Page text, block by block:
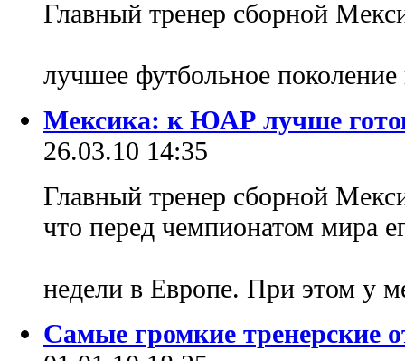
Главный тренер сборной
лучшее футбольное
Мексика: к ЮАР лучше
26.03.10 14:35
Главный тренер сборной
что перед чемпионатом мира
недели в Европе. При этом у
Самые громкие тренерские